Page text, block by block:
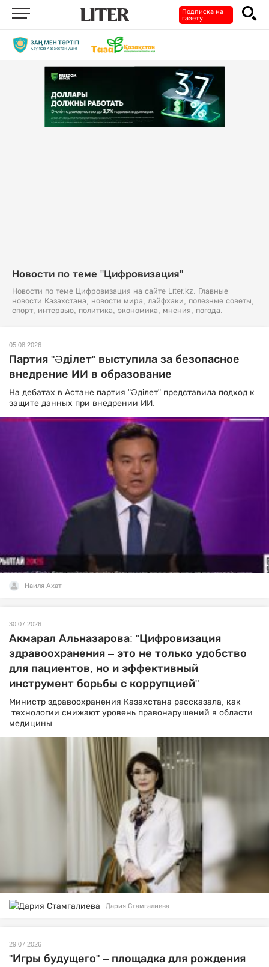
Подписка на
газету
Новости по теме "Цифровизация"
Новости по теме Цифровизация на сайте Liter.kz. Главные
новости Казахстана, новости мира, лайфхаки, полезные советы,
спорт, интервью, политика, экономика, мнения, погода.
05.08.2026
Партия "Әділет" выступила за безопасное
внедрение ИИ в образование
На дебатах в Астане партия "Әділет" представила подход к
защите данных при внедрении ИИ.
Наиля Ахат
30.07.2026
Акмарал Альназарова: "Цифровизация
здравоохранения – это не только удобство
для пациентов, но и эффективный
инструмент борьбы с коррупцией"
Министр здравоохранения Казахстана рассказала, как
технологии снижают уровень правонарушений в области
медицины.
Дария Стамгалиева
29.07.2026
"Игры будущего" – площадка для рождения